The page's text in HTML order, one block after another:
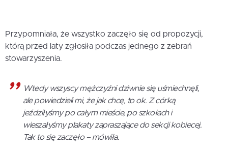
Przypomniała, że wszystko zaczęło się od propozycji,
którą przed laty zgłosiła podczas jednego z zebrań
stowarzyszenia.
Wtedy wszyscy mężczyźni dziwnie się uśmiechnęli,
ale powiedzieli mi, że jak chcę, to ok. Z córką
jeździłyśmy po całym mieście, po szkołach i
wieszałyśmy plakaty zapraszające do sekcji kobiecej.
Tak to się zaczęło – mówiła.